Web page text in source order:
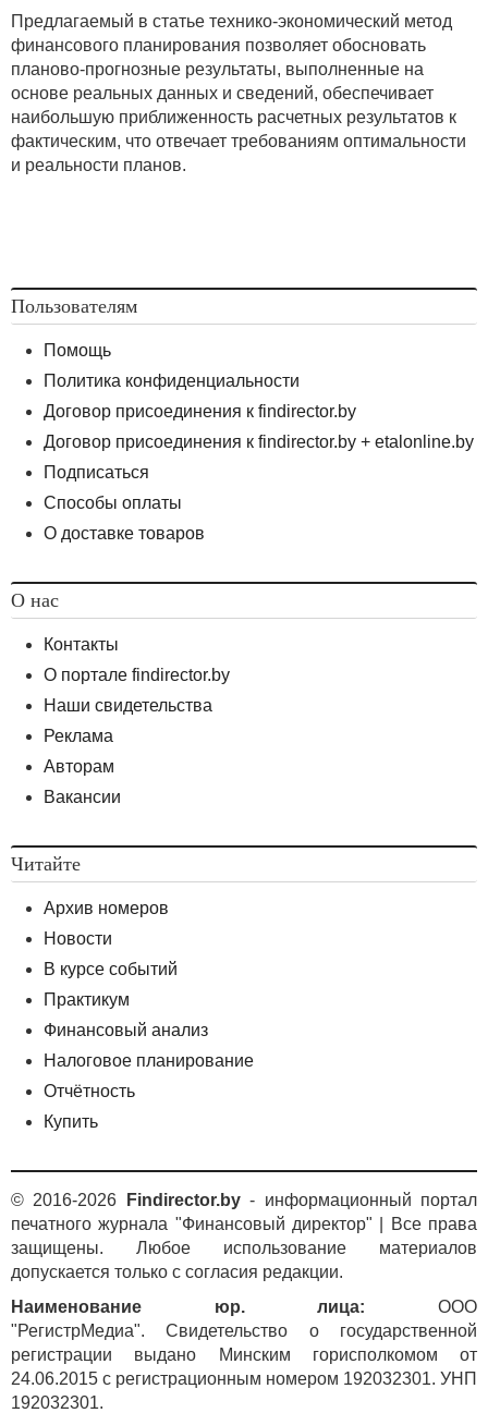
Предлагаемый в статье технико-экономический метод
финансового планирования позволяет обосновать
планово-прогнозные результаты, выполненные на
основе реальных данных и сведений, обеспечивает
наибольшую приближенность расчетных результатов к
фактическим, что отвечает требованиям оптимальности
и реальности планов.
Пользователям
Помощь
Политика конфиденциальности
Договор присоединения к findirector.by
Договор присоединения к findirector.by + etalonline.by
Подписаться
Способы оплаты
О доставке товаров
О нас
Контакты
О портале findirector.by
Наши свидетельства
Реклама
Авторам
Вакансии
Читайте
Архив номеров
Новости
В курсе событий
Практикум
Финансовый анализ
Налоговое планирование
Отчётность
Купить
© 2016-2026 Findirector.by- информационный портал
печатного журнала "Финансовый директор" | Все права
защищены. Любое использование материалов
допускается только с согласия редакции.
Наименование юр. лица: ООО
"РегистрМедиа". Свидетельство о государственной
регистрации выдано Минским горисполкомом от
24.06.2015 с регистрационным номером 192032301. УНП
192032301.